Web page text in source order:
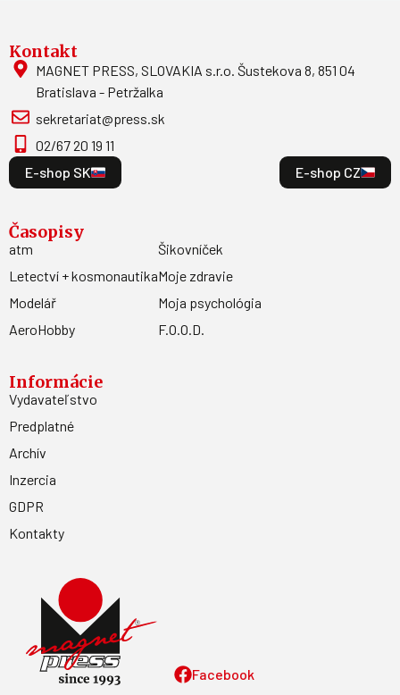
Facebook
Kontakt
MAGNET PRESS, SLOVAKIA s.r.o. Šustekova 8, 851 04
Bratislava - Petržalka
sekretariat@press.sk
02/67 20 19 11
E-shop SK
E-shop CZ
Časopisy
atm
Letectví + kosmonautika
Modelář
AeroHobby
Šikovníček
Moje zdravie
Moja psychológia
F.O.O.D.
Informácie
Vydavateľstvo
Predplatné
Archív
Inzercia
GDPR
Kontakty